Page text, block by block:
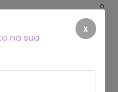
0
x
na sua